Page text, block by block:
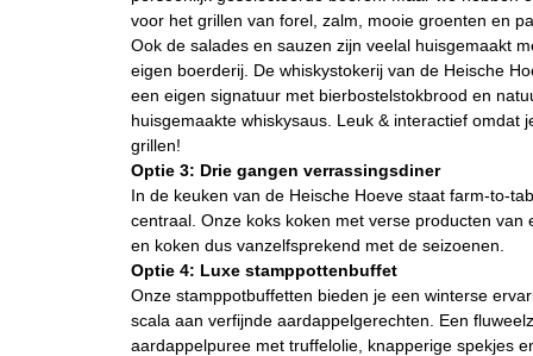
voor het grillen van forel, zalm, mooie groenten en
Ook de salades en sauzen zijn veelal huisgemaakt
eigen boerderij. De whiskystokerij van de Heische
een eigen signatuur met bierbostelstokbrood en
huisgemaakte whiskysaus. Leuk & interactief omdat
grillen!
Optie 3: Drie gangen verrassingsdiner
In de keuken van de Heische Hoeve staat farm-to-
centraal. Onze koks koken met verse producten van
en koken dus vanzelfsprekend met de seizoenen.
Optie 4: Luxe stamppottenbuffet
Onze stamppotbuffetten bieden je een winterse
scala aan verfijnde aardappelgerechten. Een
aardappelpuree met truffelolie, knapperige spekjes